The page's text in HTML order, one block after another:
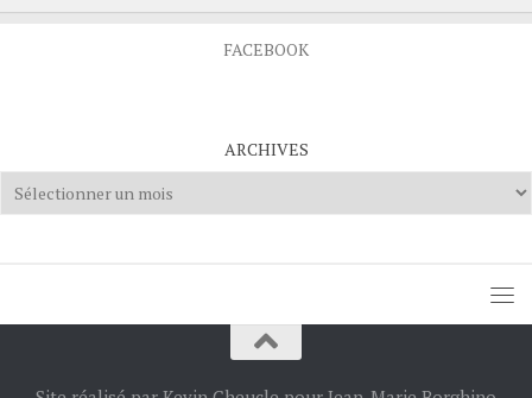
FACEBOOK
ARCHIVES
Archives